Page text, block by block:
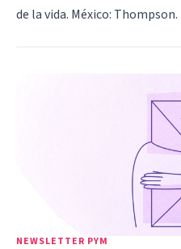
de la vida. México: Thompson.
NEWSLETTER PYM